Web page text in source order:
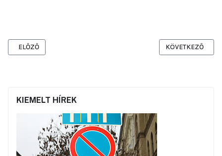
ELŐZŐ CIKK: FORGALMI VÁLTOZÁSOK A MEGÚJULT JÓZSEF
ELŐZŐ KÖVETKEZŐ
KÖVETKEZŐ
KIEMELT HÍREK